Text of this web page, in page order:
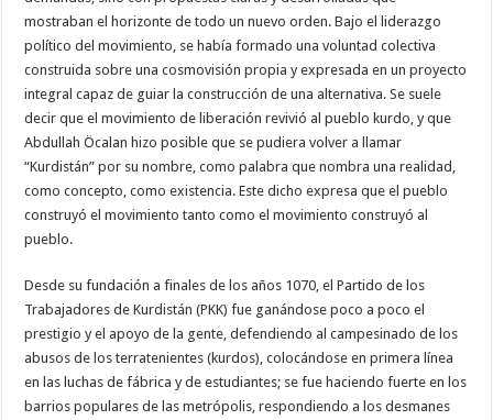
mostraban el horizonte de todo un nuevo orden. Bajo el liderazgo
político del movimiento, se había formado una voluntad colectiva
construida sobre una cosmovisión propia y expresada en un proyecto
integral capaz de guiar la construcción de una alternativa. Se suele
decir que el movimiento de liberación revivió al pueblo kurdo, y que
Abdullah Öcalan hizo posible que se pudiera volver a llamar
“Kurdistán” por su nombre, como palabra que nombra una realidad,
como concepto, como existencia. Este dicho expresa que el pueblo
construyó el movimiento tanto como el movimiento construyó al
pueblo.
Desde su fundación a finales de los años 1070, el Partido de los
Trabajadores de Kurdistán (PKK) fue ganándose poco a poco el
prestigio y el apoyo de la gente, defendiendo al campesinado de los
abusos de los terratenientes (kurdos), colocándose en primera línea
en las luchas de fábrica y de estudiantes; se fue haciendo fuerte en los
barrios populares de las metrópolis, respondiendo a los desmanes